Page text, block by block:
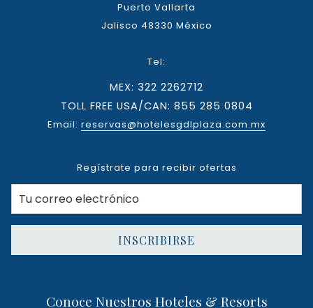
Puerto Vallarta
Jalisco 48330 México
Tel:
MEX: 322 2262712
TOLL FREE USA/CAN: 855 285 0804
Email: reservas@hotelesgdlplaza.com.mx
Regístrate para recibir ofertas
INSCRIBIRSE
Conoce Nuestros Hoteles & Resorts